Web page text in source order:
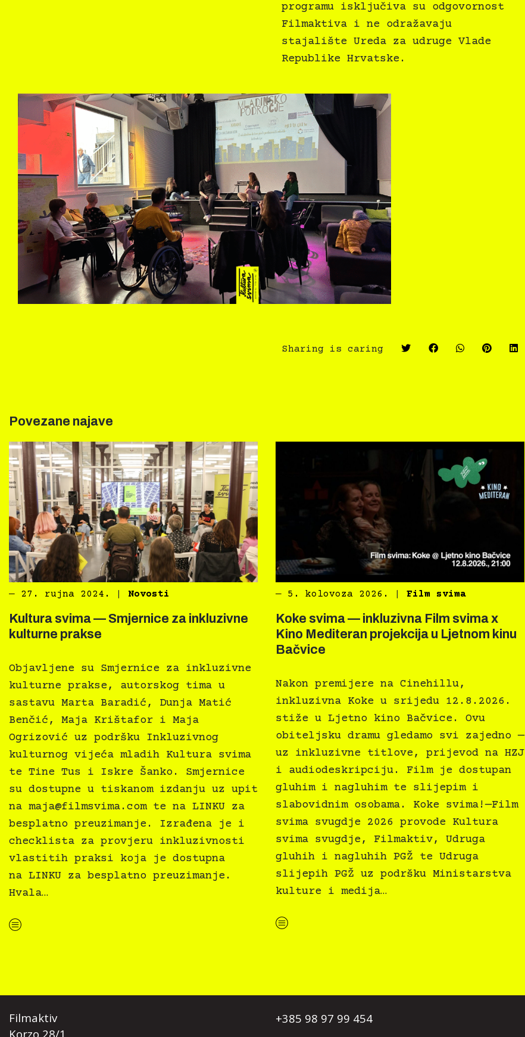
programu isključiva su odgovornost
Filmaktiva i ne odražavaju
stajalište Ureda za udruge Vlade
Republike Hrvatske.
Sharing is caring
Povezane najave
― 27. rujna 2024. Novosti
Kultura svima — Smjernice za inkluzivne
kulturne prakse
Objavljene su Smjernice za inkluzivne
kulturne prakse, autorskog tima u
sastavu Marta Baradić, Dunja Matić
Benčić, Maja Krištafor i Maja
Ogrizović uz podršku Inkluzivnog
kulturnog vijeća mladih Kultura svima
te Tine Tus i Iskre Šanko. Smjernice
su dostupne u tiskanom izdanju uz upit
na maja@filmsvima.comte na LINKU za
besplatno preuzimanje. Izrađena je i
checklista za provjeru inkluzivnosti
vlastitih praksi koja je dostupna
na LINKU za besplatno preuzimanje.
Hvala…
“Kultura svima — Smjernice za inkluzivne kulturne prakse”
― 5. kolovoza 2026. Film svima
Koke svima — inkluzivna Film svima x
Kino Mediteran projekcija u Ljetnom kinu
Bačvice
Nakon premijere na Cinehillu,
inkluzivna Koke u srijedu 12.8.2026.
stiže u Ljetno kino Bačvice. Ovu
obiteljsku dramu gledamo svi zajedno —
uz inkluzivne titlove, prijevod na HZJ
i audiodeskripciju. Film je dostupan
gluhim i nagluhim te slijepim i
slabovidnim osobama. Koke svima!—Film
svima svugdje 2026 provode Kultura
svima svugdje, Filmaktiv, Udruga
gluhih i nagluhih PGŽ te Udruga
slijepih PGŽ uz podršku Ministarstva
kulture i medija…
“Koke svima — inkluzivna Film svima x Kino Mediteran projekcija u Ljetnom kinu Bačvice”
Filmaktiv
Korzo 28/1
+385 98 97 99 454